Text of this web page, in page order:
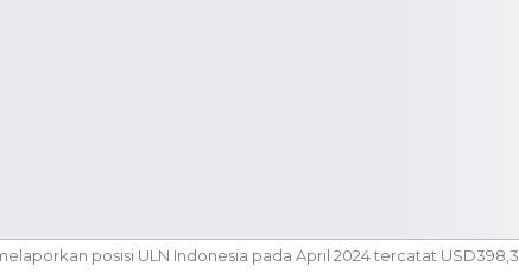
posisi ULN Indonesia pada April 2024 tercatat USD398,3